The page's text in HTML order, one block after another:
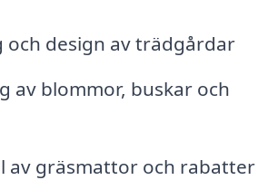
och design av trädgårdar
av blommor, buskar och
av gräsmattor och rabatter